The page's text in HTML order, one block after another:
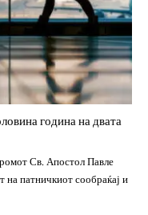
година на двата
Св. Апостол Павле
патничкиот сообраќај и